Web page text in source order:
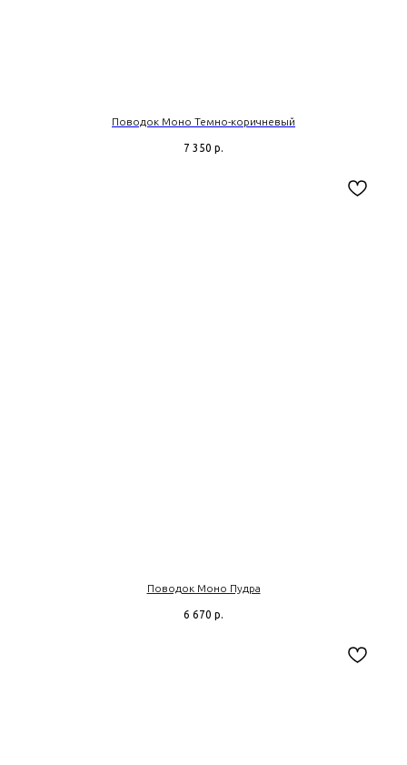
Поводок Моно Темно-коричневый
7 350 р.
Поводок Моно Пудра
6 670 р.